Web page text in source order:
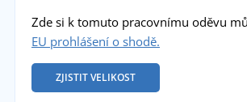
Zde si k tomuto pracovnímu oděvu
EU prohlášení o shodě.
ZJISTIT VELIKOST